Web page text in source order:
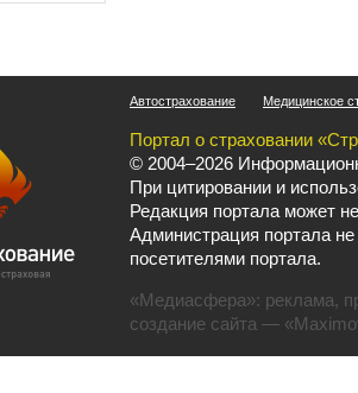
Автострахование Медицинское
Портал о страховании
© 2004–2026
При цитировании и
Редакция портала может
Администрация портала
посетителями портала.
«Медиасфера»: реклама,
создание сайта —